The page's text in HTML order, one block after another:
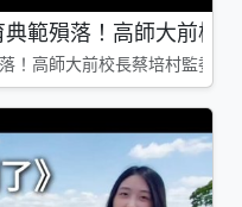
典範殞落！高師大前校
！高師大前校長蔡培村監委